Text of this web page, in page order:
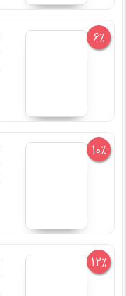
6%
10%
12%